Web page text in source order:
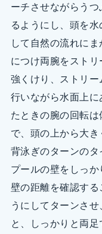
ーチさせながらう
るようにし、頭を
して自然の流れに
につけ両腕をスト
強くけり、ストリ
行いながら水面上
たときの腕の回転
で、頭の上から大
背泳ぎのターンの
プールの壁をしっ
壁の距離を確認す
うにしてターンさ
と、しっかりと両